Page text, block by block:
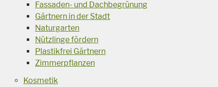
Fassaden- und Dachbegrünung
Gärtnern in der Stadt
Naturgarten
Nützlinge fördern
Plastikfrei Gärtnern
Zimmerpflanzen
Kosmetik